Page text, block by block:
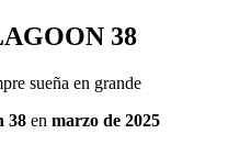
38
sueña en grande
38 en marzo de 2025